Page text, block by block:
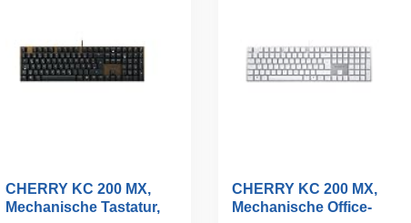
CHERRY KC 200 MX,
Mechanische Tastatur,
CHERRY KC 200 MX,
Mechanische Office-